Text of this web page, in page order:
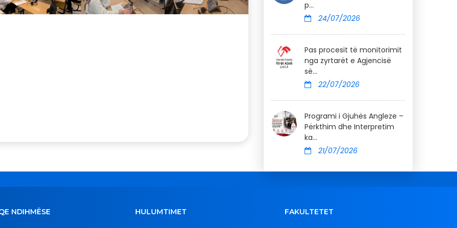
p...
24/07/2026
Pas procesit të monitorimit
nga zyrtarët e Agjencisë
së...
22/07/2026
Programi i Gjuhës Angleze –
Përkthim dhe Interpretim
ka...
21/07/2026
NDIHMËSE HULUMTIMET FAKULTETET